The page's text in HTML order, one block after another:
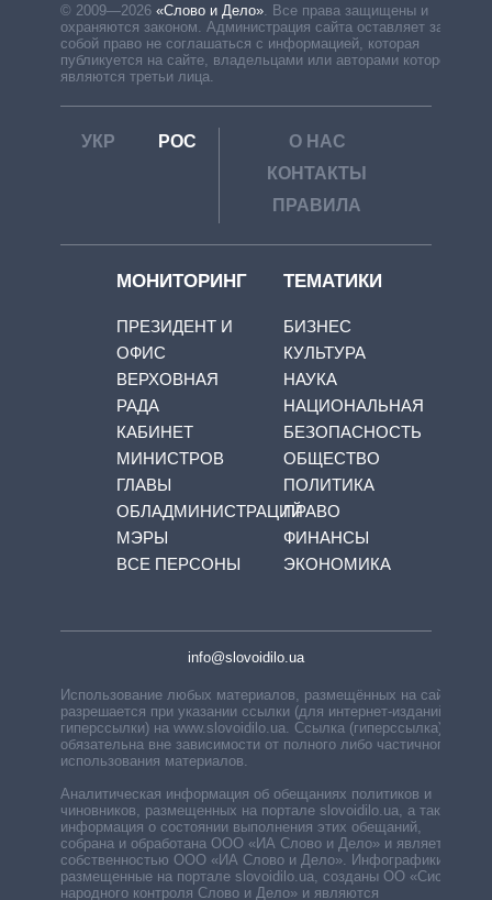
© 2009—2026 «Слово и Дело» Все права защищены и
охраняются законом. Администрация сайта оставляет за
собой право не соглашаться с информацией, которая
публикуется на сайте, владельцами или авторами которой
являются третьи лица.
УКР РОС
О НАС
КОНТАКТЫ
ПРАВИЛА
МОНИТОРИНГ
ПРЕЗИДЕНТ И
ОФИС
ВЕРХОВНАЯ
РАДА
КАБИНЕТ
МИНИСТРОВ
ГЛАВЫ
ОБЛАДМИНИСТРАЦИЙ
МЭРЫ
ВСЕ ПЕРСОНЫ
ТЕМАТИКИ
БИЗНЕС
КУЛЬТУРА
НАУКА
НАЦИОНАЛЬНАЯ
БЕЗОПАСНОСТЬ
ОБЩЕСТВО
ПОЛИТИКА
ПРАВО
ФИНАНСЫ
ЭКОНОМИКА
info@slovoidilo.ua
Использование любых материалов, размещённых на сайте,
разрешается при указании ссылки (для интернет-изданий —
гиперссылки) на www.slovoidilo.ua. Ссылка (гиперссылка)
обязательна вне зависимости от полного либо частичного
использования материалов.
Аналитическая информация об обещаниях политиков и
чиновников, размещенных на портале slovoidilo.ua, а также
информация о состоянии выполнения этих обещаний,
собрана и обработана ООО «ИА Слово и Дело» и является
собственностью ООО «ИА Слово и Дело». Инфографики,
размещенные на портале slovoidilo.ua, созданы ОО «Система
народного контроля Слово и Дело» и являются